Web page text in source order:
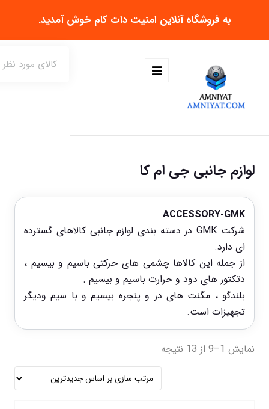
به فروشگاه آنلاین امنیت دات کام خوش آمدید.
لوازم جانبی جی ام کا
ACCESSORY-GMK
شرکت GMK در دسته بندی لوازم جانبی کالاهای گسترده
ای دارد.
از جمله این کالاها چشمی های حرکتی باسیم و بیسیم ،
دتکتور های دود و حرارت باسیم و بیسیم .
بلندگو ، مگنت های در و پنجره بیسیم و با سیم ودیگر
تجهیزات است.
نمایش 1–9 از 13 نتیجه